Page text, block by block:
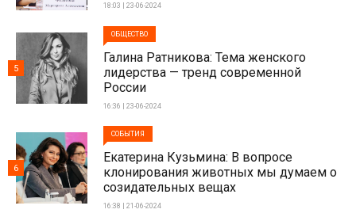
18:03 | 23-06-2024
ОБЩЕСТВО
Галина Ратникова: Тема женского
лидерства — тренд современной
России
16:36 | 23-06-2024
5
СОБЫТИЯ
Екатерина Кузьмина: В вопросе
клонирования животных мы думаем о
созидательных вещах
16:38 | 21-06-2024
6